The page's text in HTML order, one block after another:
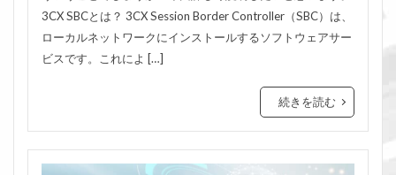
3CX SBCとは？ 3CX Session Border Controller（SBC）は、
ローカルネットワークにインストールするソフトウェアサー
ビスです。これによ […]
続きを読む